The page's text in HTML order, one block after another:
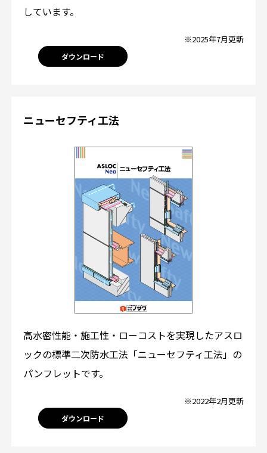
しています。
※2025年7月更新
ダウンロード
ニューセフティ工法
高水密性能・施工性・ローコストを実現したアスロ
ックの標準二次防水工法「ニューセフティ工法」の
パンフレットです。
※2022年2月更新
ダウンロード